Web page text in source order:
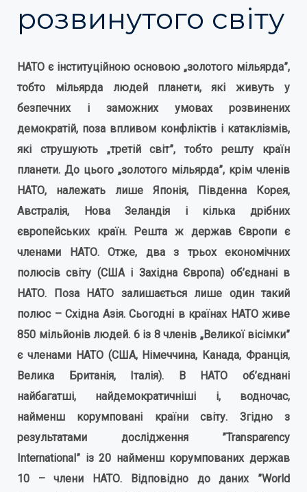
розвинутого світу
НАТО є інституційною основою „золотого мільярда”,
тобто мільярда людей планети, які живуть у
безпечних і заможних умовах розвинених
демократій, поза впливом конфліктів і катаклізмів,
які струшують „третій світ”, тобто решту країн
планети. До цього „золотого мільярда”, крім членів
НАТО, належать лише Японія, Південна Корея,
Австралія, Нова Зеландія і кілька дрібних
європейських країн. Решта ж держав Європи є
членами НАТО. Отже, два з трьох економічних
полюсів світу (США і Західна Європа) об’єднані в
НАТО. Поза НАТО залишається лише один такий
полюс – Східна Азія. Сьогодні в країнах НАТО живе
850 мільйонів людей. 6 із 8 членів „Великої вісімки”
є членами НАТО (США, Німеччина, Канада, Франція,
Велика Британія, Італія). В НАТО об’єднані
найбагатші, найдемократичніші і, водночас,
найменш корумповані країни світу. Згідно з
результатами дослідження ”Transparency
International” із 20 найменш корумпованих держав
10 – члени НАТО. Відповідно до даних ”World